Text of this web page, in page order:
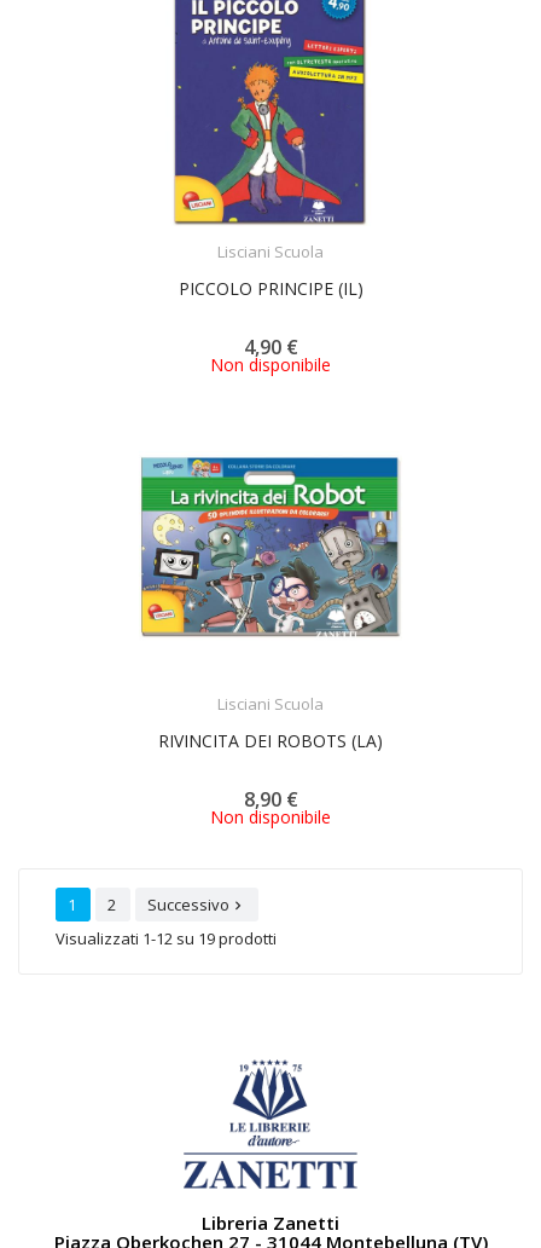
Lisciani Scuola
PICCOLO PRINCIPE (IL)
4,90 €
Non disponibile
Lisciani Scuola
RIVINCITA DEI ROBOTS (LA)
8,90 €
Non disponibile
1 2 Successivo 
Visualizzati 1-12 su 19 prodotti
Libreria Zanetti
Piazza Oberkochen 27 - 31044 Montebelluna (TV)